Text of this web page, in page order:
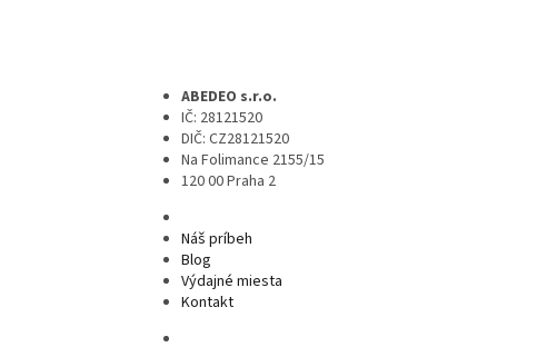
ABEDEO s.r.o.
IČ: 28121520
DIČ: CZ28121520
Na Folimance 2155/15
120 00 Praha 2
Náš príbeh
Blog
Výdajné miesta
Kontakt